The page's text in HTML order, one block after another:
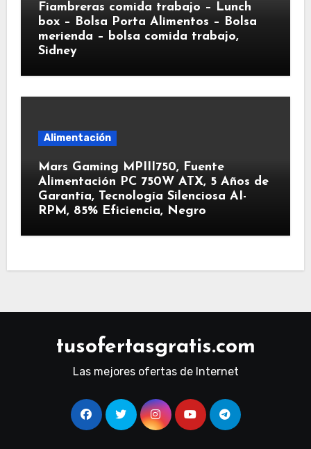
Fiambreras comida trabajo – Lunch
box – Bolsa Porta Alimentos – Bolsa
merienda – bolsa comida trabajo,
Sidney
Alimentación
Mars Gaming MPIII750, Fuente
Alimentación PC 750W ATX, 5 Años de
Garantía, Tecnología Silenciosa AI-
RPM, 85% Eficiencia, Negro
tusofertasgratis.com
Las mejores ofertas de Internet